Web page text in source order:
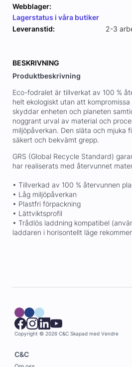
Webblager:
Lagerstatus i våra butiker
Leveranstid:
2-3
BESKRIVNING
Produktbeskrivning
Eco-fodralet är tillverkat av 100 %
helt ekologiskt utan att
skyddar enheten och planeten
noggrant urval av material och
miljöpåverkan. Den släta och mjuka
säkert och bekvämt grepp.
GRS (Global Recycle Standard)
har realiserats med återvunnet
• Tillverkad av 100 % återvunnen
• Låg miljöpåverkan
• Plastfri förpackning
• Lättviktsprofil
• Trådlös laddning kompatibel
laddaren i horisontellt läge
Copyright © 2026 C&C Skapad med Vendre
C&C